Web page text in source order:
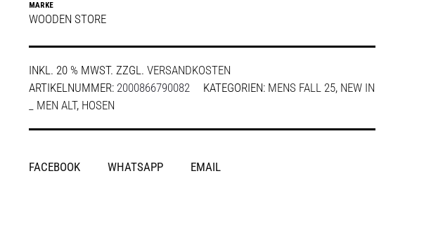
MARKE
WOODEN STORE
INKL. 20 % MWST. ZZGL. VERSANDKOSTEN
ARTIKELNUMMER: 2000866790082 KATEGORIEN: MENS FALL 25, NEW IN
_ MEN ALT, HOSEN
SHARE
FACEBOOK WHATSAPP EMAIL